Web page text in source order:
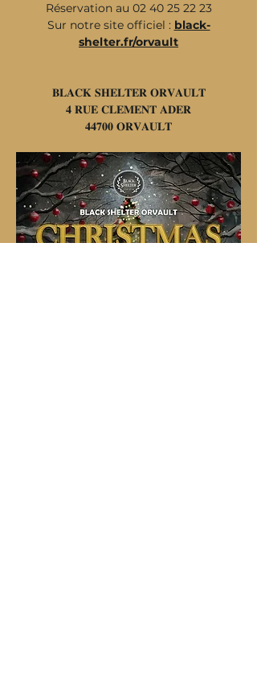
Réservation au 02 40 25 22 23
Sur notre site officiel : black-
shelter.fr/orvault
𝐁𝐋𝐀𝐂𝐊 𝐒𝐇𝐄𝐋𝐓𝐄𝐑 𝐎𝐑𝐕𝐀𝐔𝐋𝐓
𝟒 𝐑𝐔𝐄 𝐂𝐋𝐄𝐌𝐄𝐍𝐓 𝐀𝐃𝐄𝐑
𝟒𝟒𝟕𝟎𝟎 𝐎𝐑𝐕𝐀𝐔𝐋𝐓